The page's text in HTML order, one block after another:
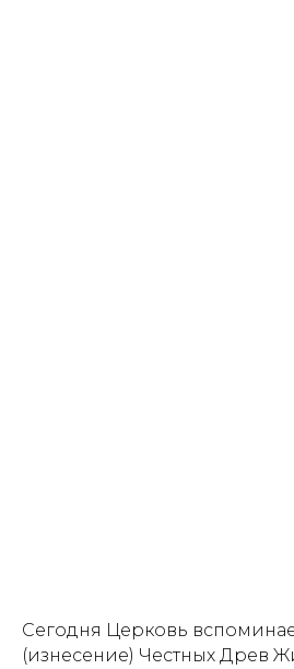
Сегодня Церковь
(изнесение) Честных Древ